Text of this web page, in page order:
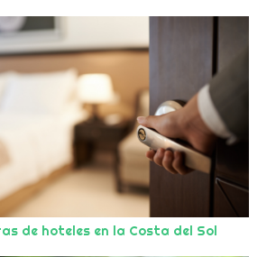
de hoteles en la Costa del Sol